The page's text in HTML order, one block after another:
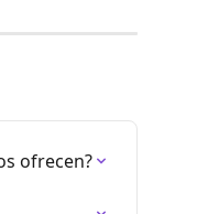
ofrecen?